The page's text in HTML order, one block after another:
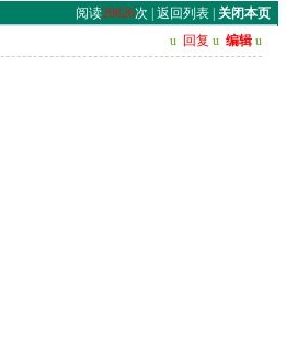
阅读20826次 | 返回列表| 关闭本页
u 回复 u 编辑 u